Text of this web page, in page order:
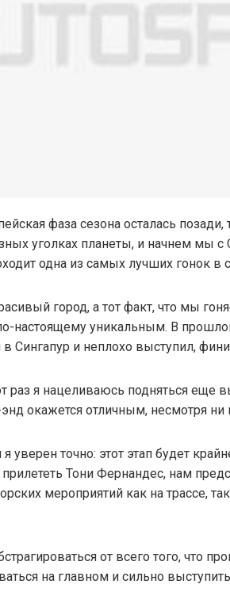
фаза сезона осталась позади,
уголках планеты, и начнем мы с
одна из самых лучших гонок в
город, а тот факт, что мы
настоящему уникальным. В
Сингапур и неплохо выступил,
раз я нацеливаюсь подняться еще
окажется отличным, несмотря ни
уверен точно: этот этап будет
Тони Фернандес, нам
мероприятий как на трассе,
от всего того, что
на главном и сильно